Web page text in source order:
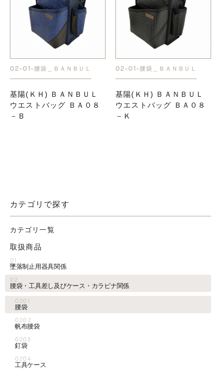
02-01-腰袋＿ＢＡＮＢＵＬ
基陽(ＫＨ) ＢＡＮＢＵＬ
ウエストバッグ ＢＡ０８
－Ｂ
02-01-腰袋＿ＢＡＮＢＵＬ
基陽(ＫＨ) ＢＡＮＢＵＬ
ウエストバッグ ＢＡ０８
－Ｋ
カテゴリで探す
カテゴリ一覧
取扱商品
01
墜落制止用器具関係
02
腰袋・工具差し及びケース・カラビナ関係
0201
腰袋
0202
帆布腰袋
0203
釘袋
0204
工具ケース